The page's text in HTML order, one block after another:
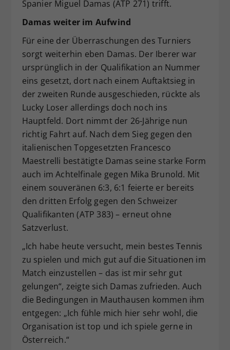
Spanier Miguel Damas (ATP 271) trifft.
Damas weiter im Aufwind
Für eine der Überraschungen des Turniers
sorgt weiterhin eben Damas. Der Iberer war
ursprünglich in der Qualifikation an Nummer
eins gesetzt, dort nach einem Auftaktsieg in
der zweiten Runde ausgeschieden, rückte als
Lucky Loser allerdings doch noch ins
Hauptfeld. Dort nimmt der 26-Jährige nun
richtig Fahrt auf. Nach dem Sieg gegen den
italienischen Topgesetzten Francesco
Maestrelli bestätigte Damas seine starke Form
auch im Achtelfinale gegen Mika Brunold. Mit
einem souveränen 6:3, 6:1 feierte er bereits
den dritten Erfolg gegen den Schweizer
Qualifikanten (ATP 383) – erneut ohne
Satzverlust.
„Ich habe heute versucht, mein bestes Tennis
zu spielen und mich gut auf die Situationen im
Match einzustellen – das ist mir sehr gut
gelungen“, zeigte sich Damas zufrieden. Auch
die Bedingungen in Mauthausen kommen ihm
entgegen: „Ich fühle mich hier sehr wohl, die
Organisation ist top und ich spiele gerne in
Österreich.“